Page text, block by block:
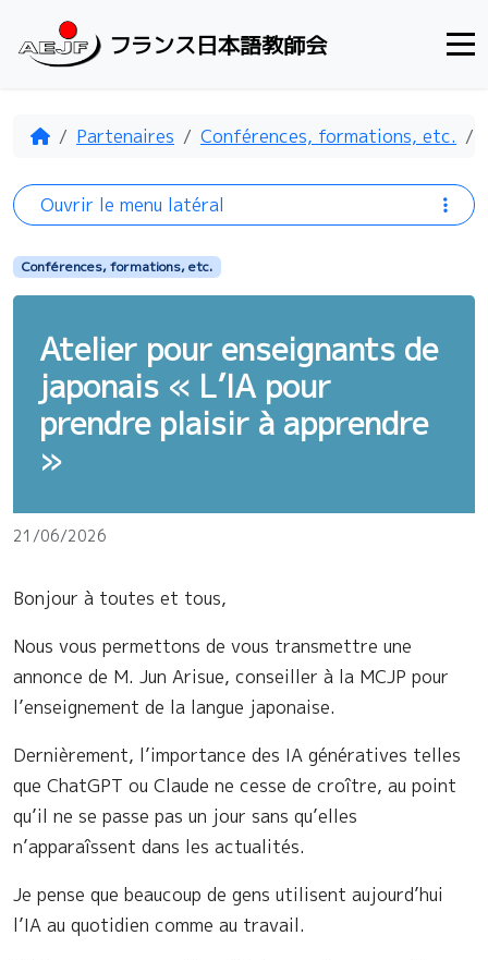
フランス日本語教師会
AccueilPartenaires Conférences, formations, etc.
Conférences, formations, etc.
Atelier pour enseignants de
japonais « L’IA pour
prendre plaisir à apprendre
»
21/06/2026
Bonjour à toutes et tous,
Nous vous permettons de vous transmettre une
annonce de M. Jun Arisue, conseiller à la MCJP pour
l’enseignement de la langue japonaise.
Dernièrement, l’importance des IA génératives telles
que ChatGPT ou Claude ne cesse de croître, au point
qu’il ne se passe pas un jour sans qu’elles
n’apparaîssent dans les actualités.
Je pense que beaucoup de gens utilisent aujourd’hui
l’IA au quotidien comme au travail.
Ouvrir le menu latéral